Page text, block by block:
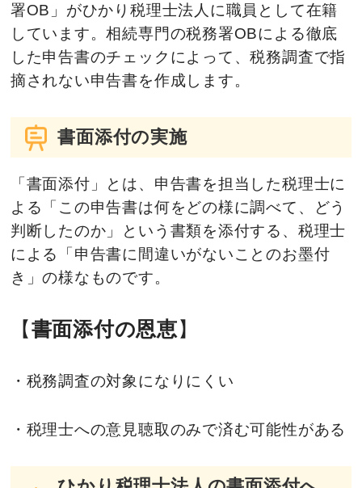
署OB」がひかり税理士法人に職員として在籍
しています。相続専門の税務署OBによる徹底
した申告書のチェックによって、税務調査で指
摘されない申告書を作成します。
書面添付の実施
「書面添付」とは、申告書を担当した税理士に
よる「この申告書は何をどの様に調べて、どう
判断したのか」という書類を添付する、税理士
による「申告書に間違いがないことのお墨付
き」の様なものです。
【書面添付の恩恵】
・税務調査の対象になりにくい
・税理士への意見聴取のみで済む可能性がある